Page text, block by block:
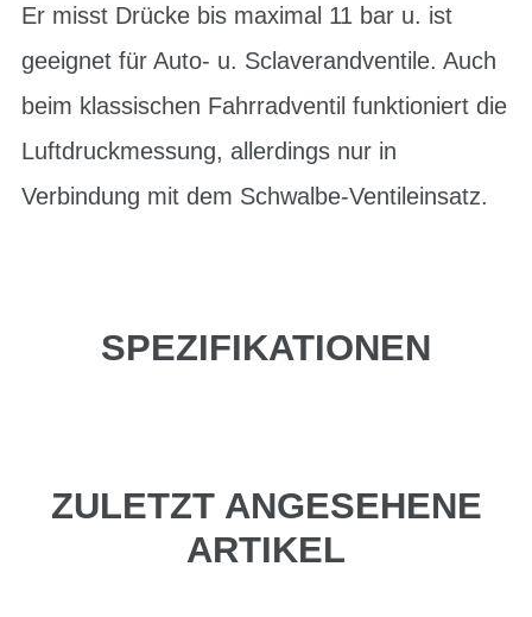
Er misst Drücke bis maximal 11 bar u. ist
geeignet für Auto- u. Sclaverandventile. Auch
beim klassischen Fahrradventil funktioniert die
Luftdruckmessung, allerdings nur in
Verbindung mit dem Schwalbe-Ventileinsatz.
SPEZIFIKATIONEN
ZULETZT ANGESEHENE
ARTIKEL